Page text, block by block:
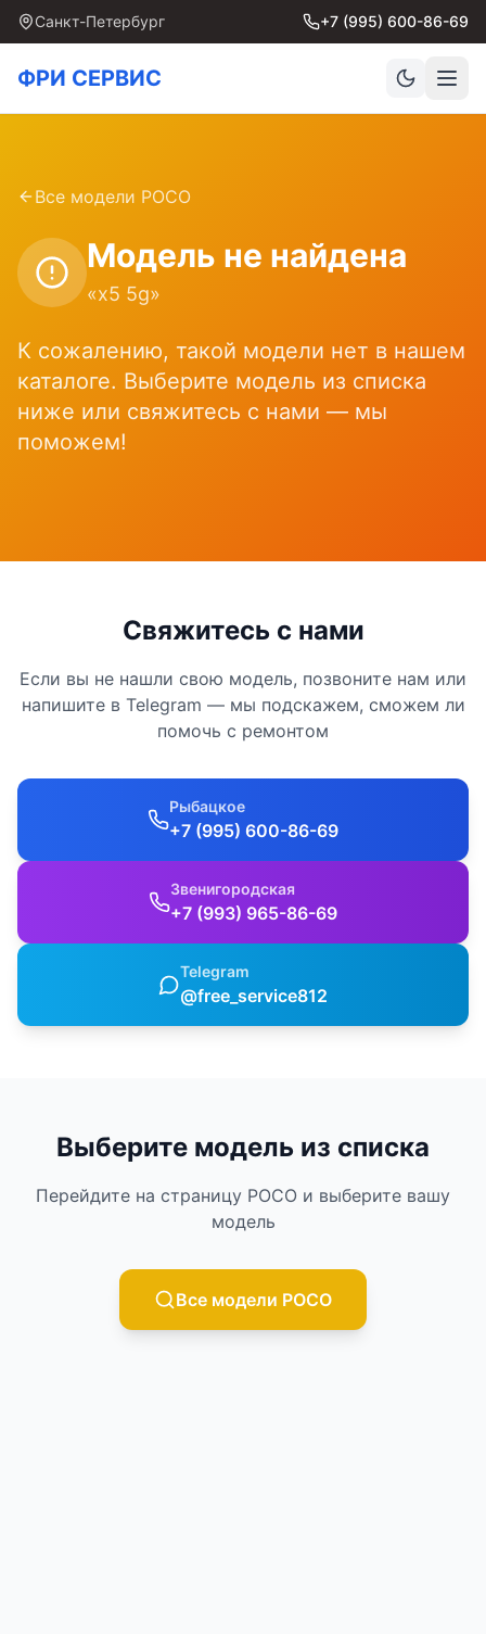
Санкт-Петербург +7 (995) 600-86-69
ФРИ СЕРВИС
Все модели POCO
Модель не найдена
«x5 5g»
К сожалению, такой модели нет в нашем
каталоге. Выберите модель из списка
ниже или свяжитесь с нами — мы
поможем!
Свяжитесь с нами
Если вы не нашли свою модель, позвоните нам или
напишите в Telegram — мы подскажем, сможем ли
помочь с ремонтом
Рыбацкое
+7 (995) 600-86-69
Звенигородская
+7 (993) 965-86-69
Telegram
@free_service812
Выберите модель из списка
Перейдите на страницу POCO и выберите вашу
модель
Все модели POCO